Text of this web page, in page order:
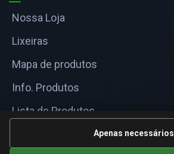
Nossa Loja
Lixeiras
Mapa de produtos
Info. Produtos
Lista de Produtos
Informações TécnicasApenas necessários